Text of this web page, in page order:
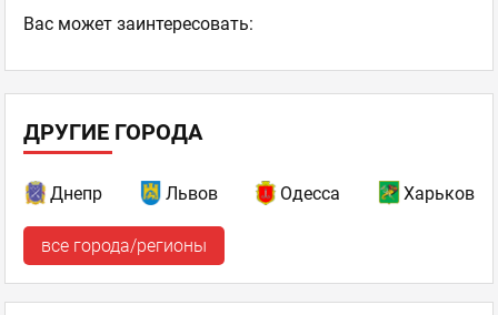
Ваc может заинтересовать:
ДРУГИЕ ГОРОДА
Днепр Львов Одесса Харьков
все города/регионы